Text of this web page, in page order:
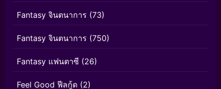
Fantasy จินตนาการ (73)
Fantasy จินตนาการ (750)
Fantasy แฟนตาซี (26)
Feel Good ฟีลกู้ด (2)